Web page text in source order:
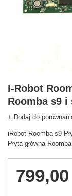
I-Robot
Roomba s9 i
+ Dodaj do
iRobot Roomba s9
Płyta główna
799,00